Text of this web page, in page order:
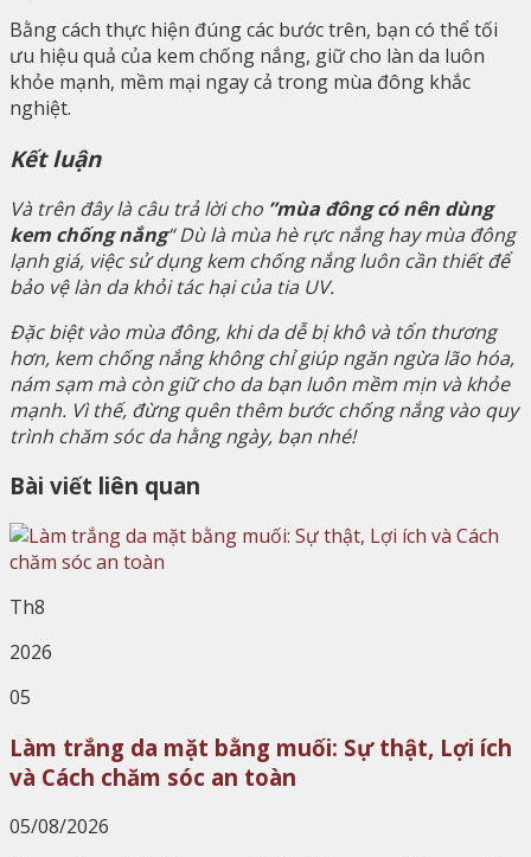
Bằng cách thực hiện đúng các bước trên, bạn có thể tối
ưu hiệu quả của kem chống nắng, giữ cho làn da luôn
khỏe mạnh, mềm mại ngay cả trong mùa đông khắc
nghiệt.
Kết luận
Và trên đây là câu trả lời cho ”mùa đông có nên dùng
kem chống nắng“ Dù là mùa hè rực nắng hay mùa đông
lạnh giá, việc sử dụng kem chống nắng luôn cần thiết để
bảo vệ làn da khỏi tác hại của tia UV.
Đặc biệt vào mùa đông, khi da dễ bị khô và tổn thương
hơn, kem chống nắng không chỉ giúp ngăn ngừa lão hóa,
nám sạm mà còn giữ cho da bạn luôn mềm mịn và khỏe
mạnh. Vì thế, đừng quên thêm bước chống nắng vào quy
trình chăm sóc da hằng ngày, bạn nhé!
Bài viết liên quan
Th8
2026
05
Làm trắng da mặt bằng muối: Sự thật, Lợi ích
và Cách chăm sóc an toàn
05/08/2026